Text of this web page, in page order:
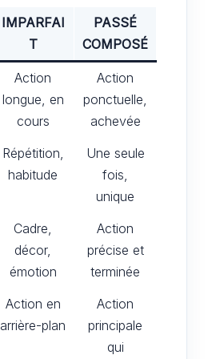
IMPARFAI
T
PASSÉ
COMPOSÉ
Action
longue, en
cours
Action
ponctuelle,
achevée
Répétition,
habitude
Une seule
fois,
unique
Cadre,
décor,
émotion
Action
précise et
terminée
Action en
arrière-plan
Action
principale
qui